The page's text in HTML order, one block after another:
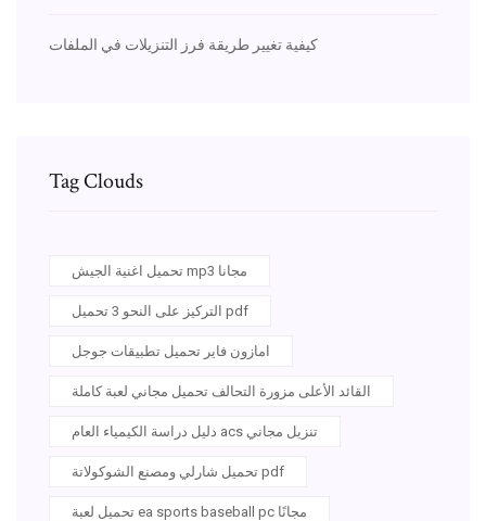
كيفية تغيير طريقة فرز التنزيلات في الملفات
Tag Clouds
تحميل اغنية الجيش mp3 مجانا
التركيز على النحو 3 تحميل pdf
امازون فاير تحميل تطبيقات جوجل
القائد الأعلى مزورة التحالف تحميل مجاني لعبة كاملة
دليل دراسة الكيمياء العام acs تنزيل مجاني
تحميل شارلي ومصنع الشوكولاتة pdf
تحميل لعبة ea sports baseball pc مجانًا